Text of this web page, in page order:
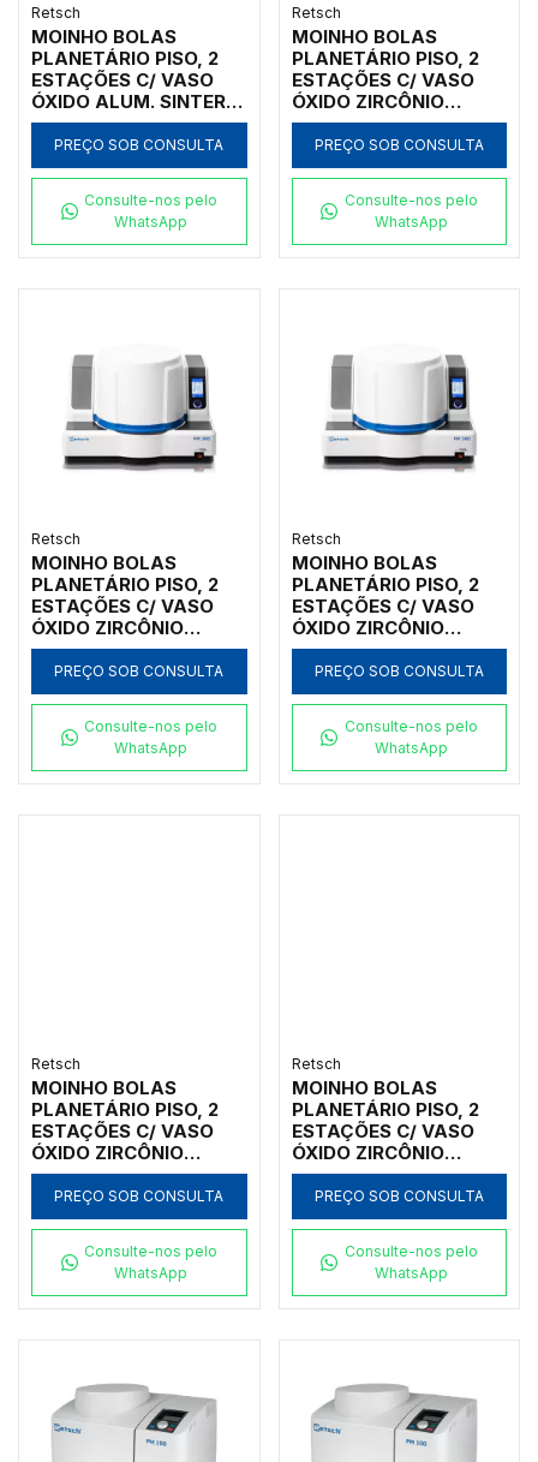
Retsch
MOINHO BOLAS
PLANETÁRIO PISO, 2
ESTAÇÕES C/ VASO
ÓXIDO ALUM. SINTER.
50ML, INICIAL <10MM,
FINAL <1UM
PREÇO SOB CONSULTA
Consulte-nos pelo
WhatsApp
Retsch
MOINHO BOLAS
PLANETÁRIO PISO, 2
ESTAÇÕES C/ VASO
ÓXIDO ZIRCÔNIO
125ML, INICIAL <10MM,
FINAL <1UM
PREÇO SOB CONSULTA
Consulte-nos pelo
WhatsApp
Retsch
MOINHO BOLAS
PLANETÁRIO PISO, 2
ESTAÇÕES C/ VASO
ÓXIDO ZIRCÔNIO
250ML, INICIAL
<10MM, FINAL <1UM
PREÇO SOB CONSULTA
Consulte-nos pelo
WhatsApp
Retsch
MOINHO BOLAS
PLANETÁRIO PISO, 2
ESTAÇÕES C/ VASO
ÓXIDO ZIRCÔNIO
500ML, INICIAL
<10MM, FINAL <1UM
PREÇO SOB CONSULTA
Consulte-nos pelo
WhatsApp
Retsch
MOINHO BOLAS
PLANETÁRIO PISO, 2
ESTAÇÕES C/ VASO
ÓXIDO ZIRCÔNIO
50ML, INICIAL <10MM,
FINAL <1UM
PREÇO SOB CONSULTA
Consulte-nos pelo
WhatsApp
Retsch
MOINHO BOLAS
PLANETÁRIO PISO, 2
ESTAÇÕES C/ VASO
ÓXIDO ZIRCÔNIO
80ML, INICIAL <10MM,
FINAL <1UM
PREÇO SOB CONSULTA
Consulte-nos pelo
WhatsApp